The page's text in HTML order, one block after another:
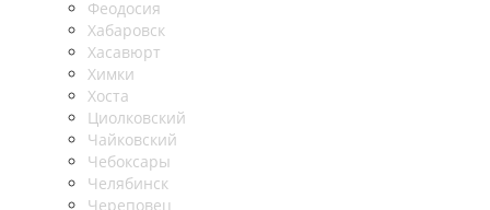
Феодосия
Хабаровск
Хасавюрт
Химки
Хоста
Циолковский
Чайковский
Чебоксары
Челябинск
Череповец